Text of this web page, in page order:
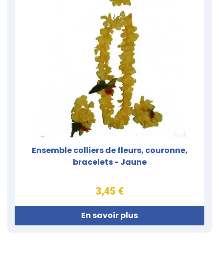
Ensemble colliers de fleurs, couronne,
bracelets - Jaune
3,45 €
En savoir plus